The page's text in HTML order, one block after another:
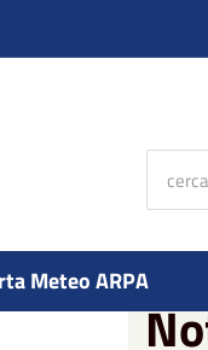
Meteo ARPA